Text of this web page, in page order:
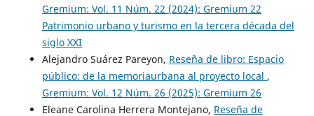
Gremium: Vol. 11 Núm. 22 (2024): Gremium 22
Patrimonio urbano y turismo en la tercera década del
siglo XXI
Alejandro Suárez Pareyon, Reseña de libro: Espacio
público: de la memoriaurbana al proyecto local ,
Gremium: Vol. 12 Núm. 26 (2025): Gremium 26
Eleane Carolina Herrera Montejano, Reseña de